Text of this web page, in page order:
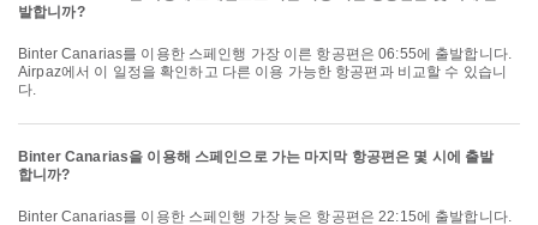
발합니까?
Binter Canarias를 이용한 스페인행 가장 이른 항공편은 06:55에 출발합니다.
Airpaz에서 이 일정을 확인하고 다른 이용 가능한 항공편과 비교할 수 있습니
다.
Binter Canarias을 이용해 스페인으로 가는 마지막 항공편은 몇 시에 출발
합니까?
Binter Canarias를 이용한 스페인행 가장 늦은 항공편은 22:15에 출발합니다.